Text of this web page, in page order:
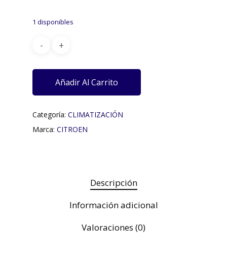
1 disponibles
Añadir Al Carrito
Categoría: CLIMATIZACIÓN
Marca: CITROEN
Descripción
Información adicional
Valoraciones (0)